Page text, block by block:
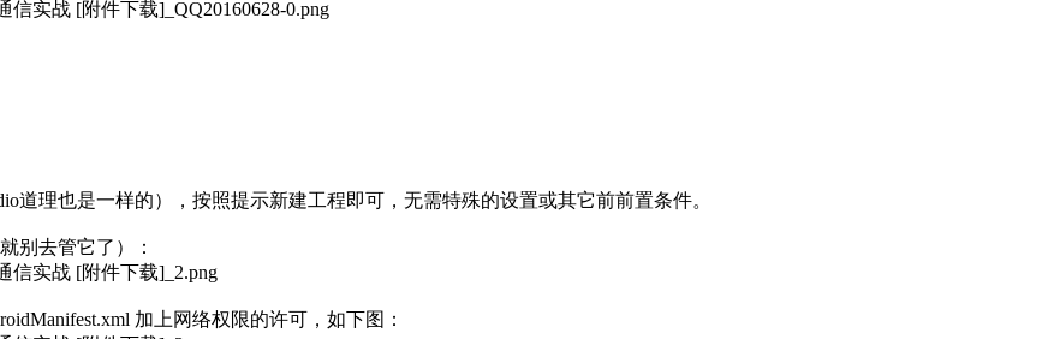
道理也是一样的），按照提示新建工程即可，无需特殊的设置或其它前前置条件。
别去管它了）：
加上网络权限的许可，如下图：